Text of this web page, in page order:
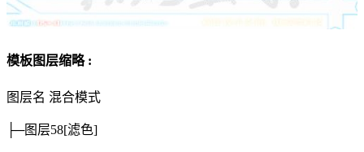
模板图层缩略 :
图层名 混合模式
├─图层58[滤色]